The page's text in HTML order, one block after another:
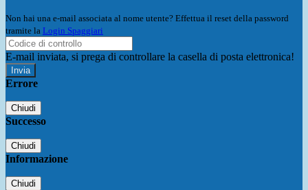
Non hai una e-mail associata al nome utente? Effettua il reset della password
tramite la Login Spaggiari
E-mail inviata, si prega di controllare la casella di posta elettronica!
Errore
Chiudi
Successo
Chiudi
Informazione
Chiudi